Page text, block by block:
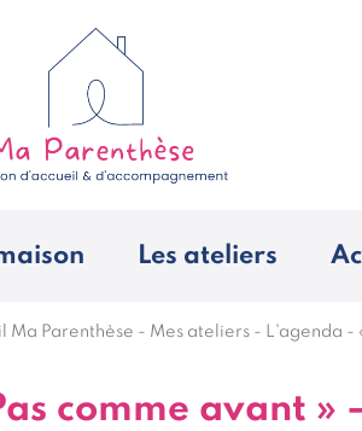
Les ateliers
Ma Parenthèse - Mes ateliers - L'agenda -
comme avant